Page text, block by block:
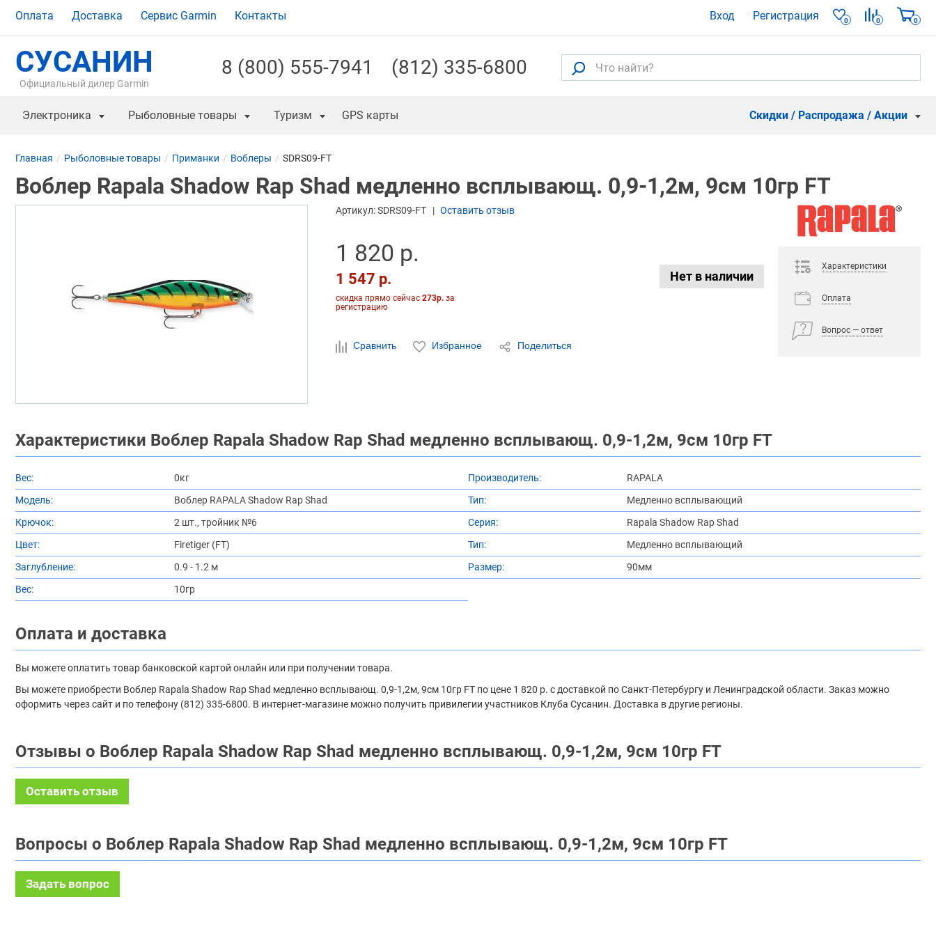
Оплата Доставка Сервис Garmin Контакты Вход Регистрация 0 0 0
СУСАНИН
Официальный дилер Garmin
8 (800) 555-7941 (812) 335-6800
Электроника Рыболовные товары Туризм GPS карты Скидки / Распродажа / Акции
Главная Рыболовные товары Приманки Воблеры SDRS09-FT
Воблер Rapala Shadow Rap Shad медленно всплывающ. 0,9-1,2м, 9см 10гр FT
Артикул:SDRS09-FT Оставить отзыв
1 820 р.
1 547 р.
скидка прямо сейчас 273р. за
регистрацию
Нет в наличии
Сравнить Избранное Поделиться
Характеристики
Оплата
Вопрос — ответ
Характеристики Воблер Rapala Shadow Rap Shad медленно всплывающ. 0,9-1,2м, 9см 10гр FT
Вес: 0кг Производитель:
RAPALA
Модель:
Воблер RAPALA Shadow Rap Shad Тип:
Медленно всплывающий
Крючок:
2 шт., тройник №6 Серия:
Rapala Shadow Rap Shad
Цвет:
Firetiger (FT) Тип:
Медленно всплывающий
Заглубление:
0.9 - 1.2 м Размер:
90мм
Вес:
10гр
Оплата и доставка
Вы можете оплатить товар банковской картой онлайн или при получении товара.
Вы можете приобрести Воблер Rapala Shadow Rap Shad медленно всплывающ. 0,9-1,2м, 9см 10гр FT по цене 1 820 р. с доставкой по Санкт-Петербургу и Ленинградской области. Заказ можно
оформить через сайт и по телефону (812) 335-6800. В интернет-магазине можно получить привилегии участников Клуба Сусанин. Доставка в другие регионы.
Отзывы о Воблер Rapala Shadow Rap Shad медленно всплывающ. 0,9-1,2м, 9см 10гр FT
Оставить отзыв
Вопросы о Воблер Rapala Shadow Rap Shad медленно всплывающ. 0,9-1,2м, 9см 10гр FT
Задать вопрос